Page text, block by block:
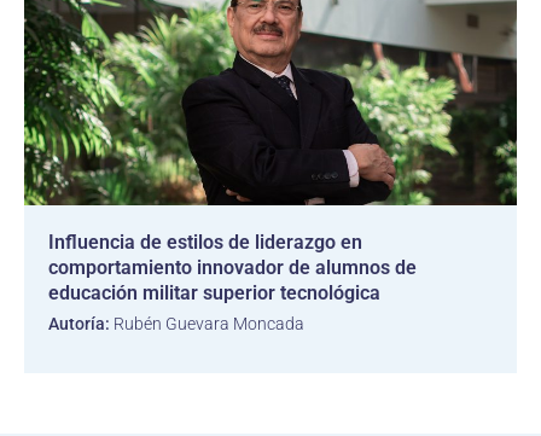
Influencia de estilos de liderazgo en
comportamiento innovador de alumnos de
educación militar superior tecnológica
Autoría: Rubén Guevara Moncada